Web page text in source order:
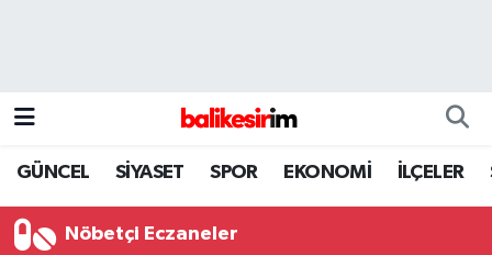
GÜNCEL SİYASET SPOR EKONOMİ İLÇELER
Nöbetçi Eczaneler